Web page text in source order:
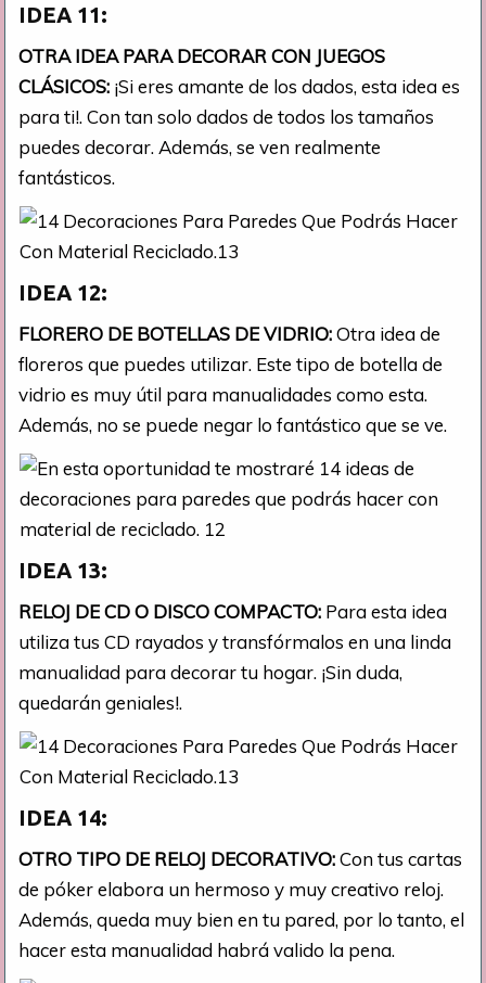
IDEA 11:
OTRA IDEA PARA DECORAR CON JUEGOS
CLÁSICOS: ¡Si eres amante de los dados, esta idea es
para ti!. Con tan solo dados de todos los tamaños
puedes decorar. Además, se ven realmente
fantásticos.
IDEA 12:
FLORERO DE BOTELLAS DE VIDRIO:Otra idea de
floreros que puedes utilizar. Este tipo de botella de
vidrio es muy útil para manualidades como esta.
Además, no se puede negar lo fantástico que se ve.
IDEA 13:
RELOJ DE CD O DISCO COMPACTO: Para esta idea
utiliza tus CD rayados y transfórmalos en una linda
manualidad para decorar tu hogar. ¡Sin duda,
quedarán geniales!.
IDEA 14:
OTRO TIPO DE RELOJ DECORATIVO:Con tus cartas
de póker elabora un hermoso y muy creativo reloj.
Además, queda muy bien en tu pared, por lo tanto, el
hacer esta manualidad habrá valido la pena.